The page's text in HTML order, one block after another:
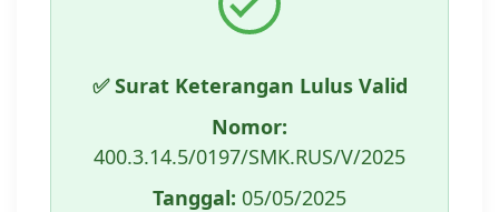
✅ Surat Keterangan Lulus Valid
Nomor:
400.3.14.5/0197/SMK.RUS/V/2025
Tanggal: 05/05/2025